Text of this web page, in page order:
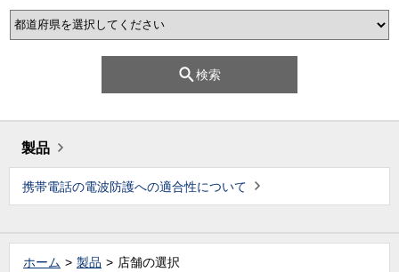
検索
製品
携帯電話の電波防護への適合性について
ホーム 製品 店舗の選択